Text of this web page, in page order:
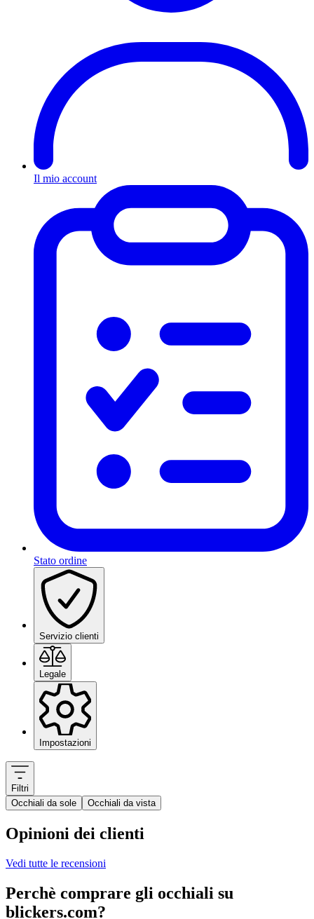
Il mio account
Stato ordine
Servizio clienti
Legale
Impostazioni
Filtri
Occhiali da sole
Occhiali da vista
Opinioni dei clienti
Vedi tutte le recensioni
Perchè comprare gli occhiali su
blickers.com?